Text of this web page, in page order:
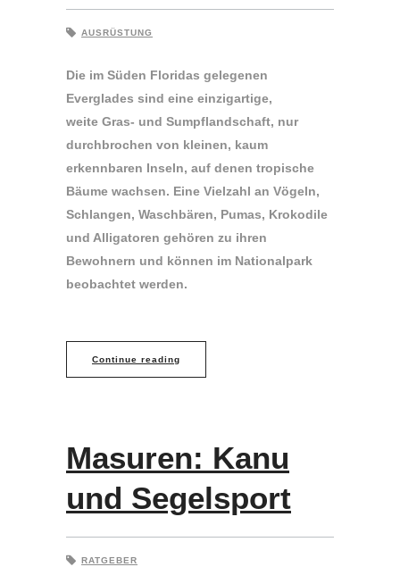
AUSRÜSTUNG
Die im Süden Floridas gelegenen
Everglades sind eine einzigartige,
weite Gras- und Sumpflandschaft, nur
durchbrochen von kleinen, kaum
erkennbaren Inseln, auf denen tropische
Bäume wachsen. Eine Vielzahl an Vögeln,
Schlangen, Waschbären, Pumas, Krokodile
und Alligatoren gehören zu ihren
Bewohnern und können im Nationalpark
beobachtet werden.
Continue reading
Masuren: Kanu
und Segelsport
RATGEBER